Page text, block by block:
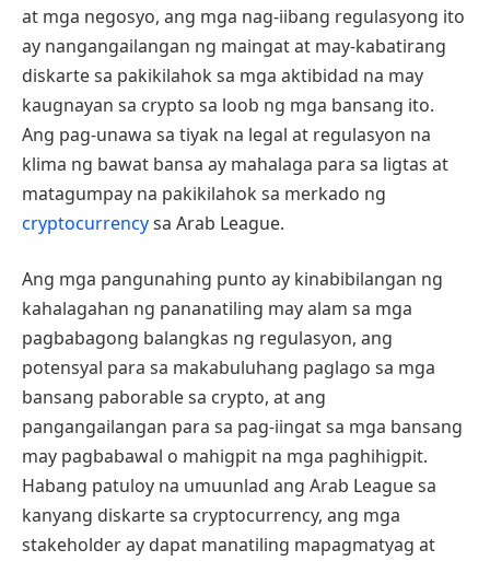
at mga negosyo, ang mga nag-iibang regulasyong ito
ay nangangailangan ng maingat at may-kabatirang
diskarte sa pakikilahok sa mga aktibidad na may
kaugnayan sa crypto sa loob ng mga bansang ito.
Ang pag-unawa sa tiyak na legal at regulasyon na
klima ng bawat bansa ay mahalaga para sa ligtas at
matagumpay na pakikilahok sa merkado ng
cryptocurrencysa Arab League.
Ang mga pangunahing punto ay kinabibilangan ng
kahalagahan ng pananatiling may alam sa mga
pagbabagong balangkas ng regulasyon, ang
potensyal para sa makabuluhang paglago sa mga
bansang paborable sa crypto, at ang
pangangailangan para sa pag-iingat sa mga bansang
may pagbabawal o mahigpit na mga paghihigpit.
Habang patuloy na umuunlad ang Arab League sa
kanyang diskarte sa cryptocurrency, ang mga
stakeholder ay dapat manatiling mapagmatyag at